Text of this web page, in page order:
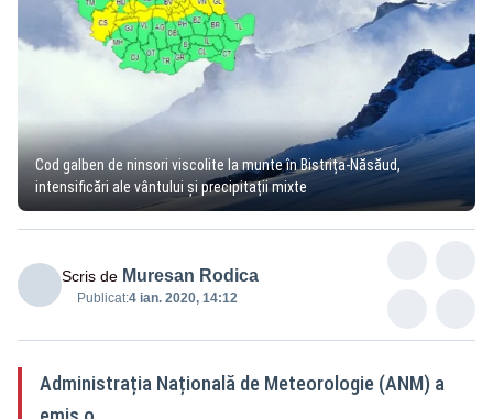
Cod galben de ninsori viscolite la munte în Bistrița-Năsăud,
intensificări ale vântului și precipitații mixte
Scris de Muresan Rodica
Publicat:4 ian. 2020, 14:12
Administrația Națională de Meteorologie (ANM) a